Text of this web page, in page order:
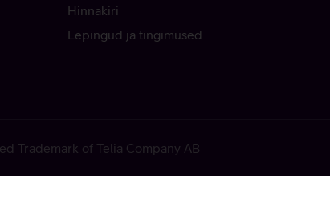
Hinnakiri
Lepingud ja tingimused
Trademark of Telia Company AB